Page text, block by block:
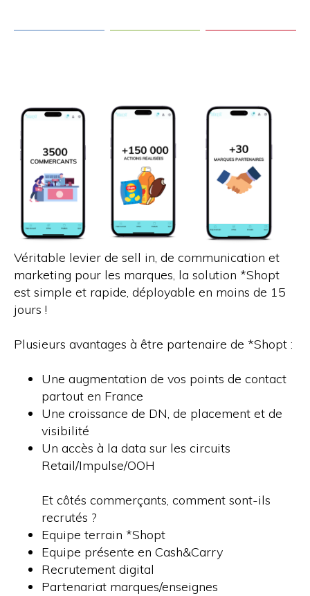
Véritable levier de sell in, de communication et
marketing pour les marques, la solution *Shopt
est simple et rapide, déployable en moins de 15
jours !
Plusieurs avantages à être partenaire de *Shopt :
Une augmentation de vos points de contact
partout en France
Une croissance de DN, de placement et de
visibilité
Un accès à la data sur les circuits
Retail/Impulse/OOH
Et côtés commerçants, comment sont-ils
recrutés ?
Equipe terrain *Shopt
Equipe présente en Cash&Carry
Recrutement digital
Partenariat marques/enseignes